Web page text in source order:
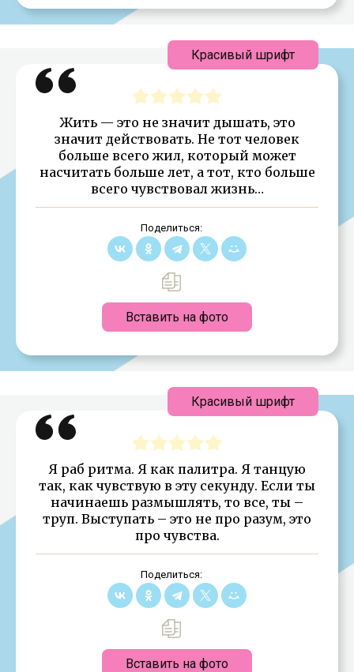
Жить — это не значит дышать, это
значит действовать. Не тот человек
больше всего жил, который может
насчитать больше лет, а тот, кто больше
всего чувствовал жизнь…
Поделиться:
Вставить на фото
Красивый шрифт
Я раб ритма. Я как палитра. Я танцую
так, как чувствую в эту секунду. Если ты
начинаешь размышлять, то все, ты –
труп. Выступать – это не про разум, это
про чувства.
Поделиться:
Вставить на фото
Красивый шрифт